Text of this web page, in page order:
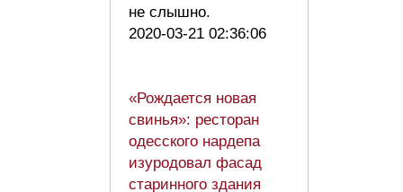
не слышно.
2020-03-21 02:36:06
«Рождается новая
свинья»: ресторан
одесского нардепа
изуродовал фасад
старинного здания